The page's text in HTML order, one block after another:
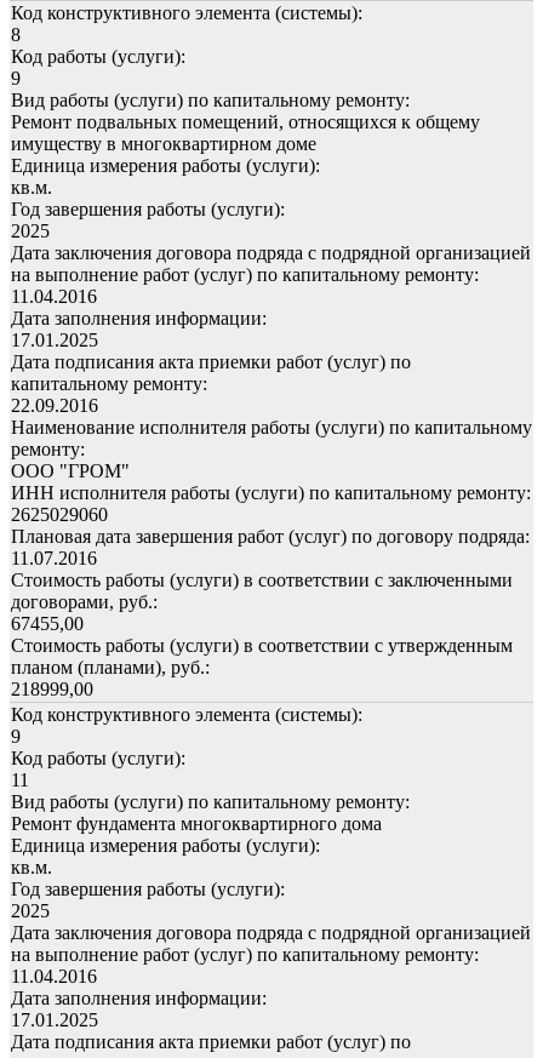
Код конструктивного элемента (системы):
8
Код работы (услуги):
9
Вид работы (услуги) по капитальному ремонту:
Ремонт подвальных помещений, относящихся к общему
имуществу в многоквартирном доме
Единица измерения работы (услуги):
кв.м.
Год завершения работы (услуги):
2025
Дата заключения договора подряда с подрядной организацией
на выполнение работ (услуг) по капитальному ремонту:
11.04.2016
Дата заполнения информации:
17.01.2025
Дата подписания акта приемки работ (услуг) по
капитальному ремонту:
22.09.2016
Наименование исполнителя работы (услуги) по капитальному
ремонту:
ООО "ГРОМ"
ИНН исполнителя работы (услуги) по капитальному ремонту:
2625029060
Плановая дата завершения работ (услуг) по договору подряда:
11.07.2016
Стоимость работы (услуги) в соответствии с заключенными
договорами, руб.:
67455,00
Стоимость работы (услуги) в соответствии с утвержденным
планом (планами), руб.:
218999,00
Код конструктивного элемента (системы):
9
Код работы (услуги):
11
Вид работы (услуги) по капитальному ремонту:
Ремонт фундамента многоквартирного дома
Единица измерения работы (услуги):
кв.м.
Год завершения работы (услуги):
2025
Дата заключения договора подряда с подрядной организацией
на выполнение работ (услуг) по капитальному ремонту:
11.04.2016
Дата заполнения информации:
17.01.2025
Дата подписания акта приемки работ (услуг) по